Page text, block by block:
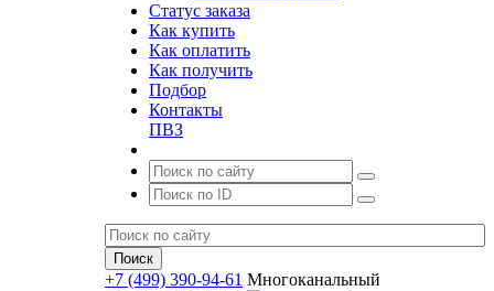
Статус заказа
Как купить
Как оплатить
Как получить
Подбор
Контакты
ПВЗ
+7 (499) 390-94-61 Многоканальный